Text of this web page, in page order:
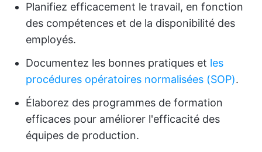
Planifiez efficacement le travail, en fonction
des compétences et de la disponibilité des
employés.
Documentez les bonnes pratiques et les
procédures opératoires normalisées (SOP).
Élaborez des programmes de formation
efficaces pour améliorer l'efficacité des
équipes de production.